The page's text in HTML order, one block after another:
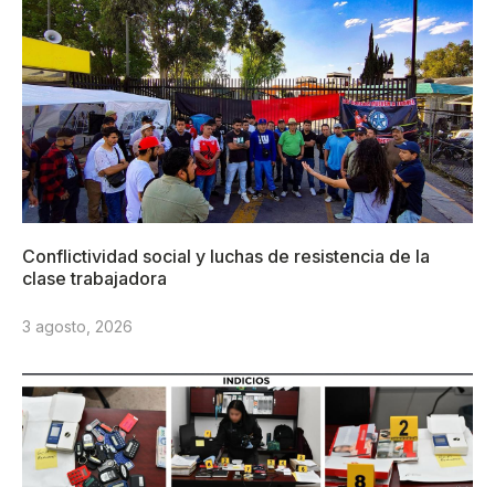
Conflictividad social y luchas de resistencia de la
clase trabajadora
3 agosto, 2026